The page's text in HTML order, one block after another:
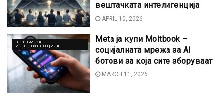
вештачката интелигенција
APRIL 10, 2026
ВЕШТАЧКА
ИНТЕЛИГЕНЦИЈА
Meta ја купи Moltbook –
социјалната мрежа за AI
ботови за која сите зборуваат
MARCH 11, 2026